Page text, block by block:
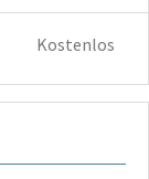
Kostenlos